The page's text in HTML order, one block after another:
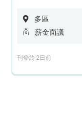
多區
薪金面議
刊登於 2日前